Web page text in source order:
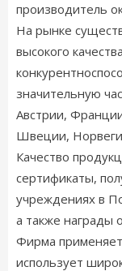
производитель
На рынке
высокого
значительную
Австрии,
Швеции,
Качество
сертификаты,
учреждениях в
а также награды
Фирма
использует